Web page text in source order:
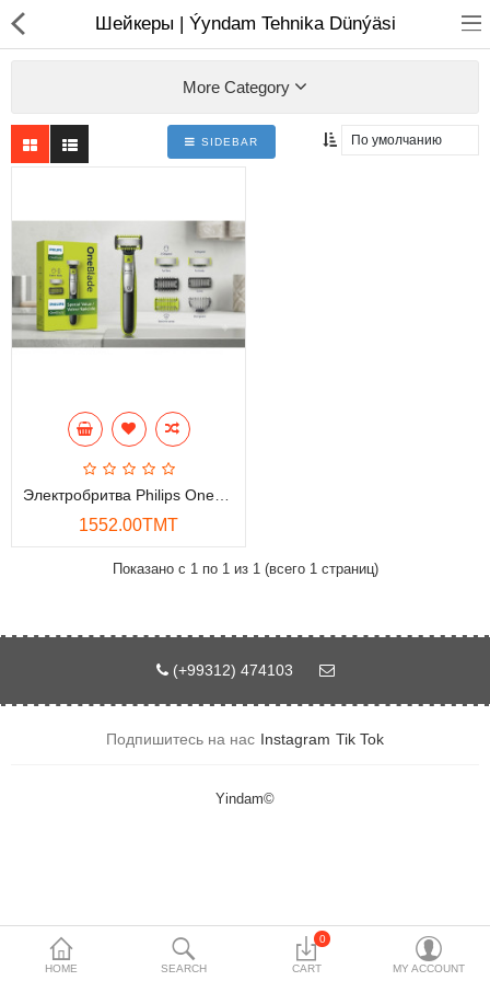
Ноутбуки
Моноблоки
Копмлектующие для ПК
Компьютерные аксесуары
Принтера
Накопители данных
Бытовая техника
Телефонная система
Инструментарий
Игровая консоль
HOME SEARCH
0
CART MY ACCOUNT
Шейкеры | Ýyndam Tehnika Dünýäsi
More Category
SIDEBAR
1552.00TMT
Показано с 1 по 1 из 1 (всего 1 страниц)
(+99312) 474103
Подпишитесь на нас Instagram Tik Tok
Yindam©